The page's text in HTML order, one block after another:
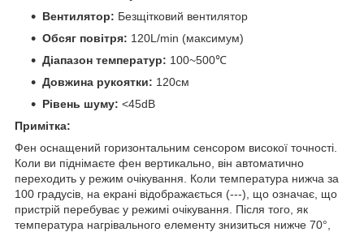
Вентилятор: Безщітковий вентилятор
Обсяг повітря: 120L/min (максимум)
Діапазон температур: 100~500℃
Довжина рукоятки: 120см
Рівень шуму: <45dB
Примітка:
Фен оснащений горизонтальним сенсором високої точності.
Коли ви піднімаєте фен вертикально, він автоматично
переходить у режим очікування. Коли температура нижча за
100 градусів, на екрані відображається (---), що означає, що
пристрій перебуває у режимі очікування. Після того, як
температура нагрівального елементу знизиться нижче 70°,